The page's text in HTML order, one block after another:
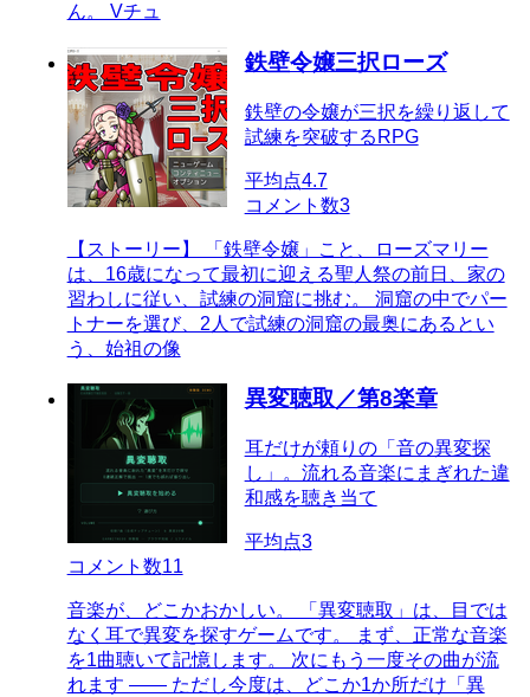
ん。 Vチュ
鉄壁令嬢三択ローズ
鉄壁の令嬢が三択を繰り返して
試練を突破するRPG
平均点4.7
コメント数3
【ストーリー】 「鉄壁令嬢」こと、ローズマリー
は、16歳になって最初に迎える聖人祭の前日、家の
習わしに従い、試練の洞窟に挑む。 洞窟の中でパー
トナーを選び、2人で試練の洞窟の最奥にあるとい
う、始祖の像
異変聴取／第8楽章
耳だけが頼りの「音の異変探
し」。流れる音楽にまぎれた違
和感を聴き当て
平均点3
コメント数11
音楽が、どこかおかしい。 「異変聴取」は、目では
なく耳で異変を探すゲームです。 まず、正常な音楽
を1曲聴いて記憶します。 次にもう一度その曲が流
れます ―― ただし今度は、どこか1か所だけ「異